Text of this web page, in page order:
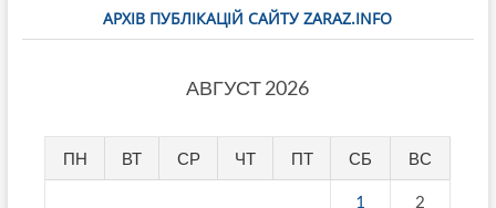
АРХІВ ПУБЛІКАЦІЙ САЙТУ ZARAZ.INFO
АВГУСТ 2026
ПН ВТ СР ЧТ ПТ СБ ВС
1 2